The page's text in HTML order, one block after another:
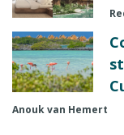
Anouk van Hemert